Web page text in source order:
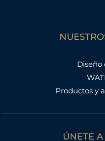
Diseño
Productos y
ÚNETE